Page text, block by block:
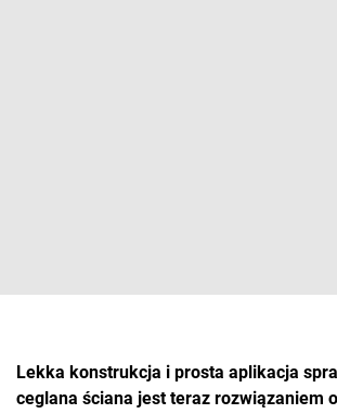
Lekka konstrukcja i prosta aplikacja
ceglana ściana jest teraz rozwiązaniem